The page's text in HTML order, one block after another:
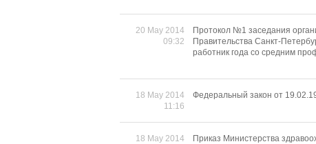
20 May 2014
09:32
Протокол №1 заседания
Правительства Санкт-
работник года со средним
18 May 2014
11:16
Федеральный закон от
18 May 2014
Приказ Министерства